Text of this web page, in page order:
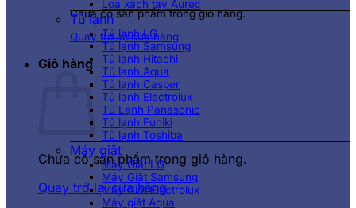
Chưa có sản phẩm trong giỏ hàng.
Quay trở lại cửa hàng
Giỏ hàng
Chưa có sản phẩm trong giỏ hàng.
Quay trở lại cửa hàng
Loa xách tay Aurec
Tủ lạnh
Tủ lạnh LG
Tủ lạnh Samsung
Tủ lạnh Hitachi
Tủ lạnh Aqua
Tủ lạnh Casper
Tủ lạnh Electrolux
Tủ Lạnh Panasonic
Tủ lạnh Funiki
Tủ lạnh Toshiba
Máy giặt
Máy Giặt LG
Máy Giặt Samsung
Máy Giặt Electrolux
Máy giặt Aqua